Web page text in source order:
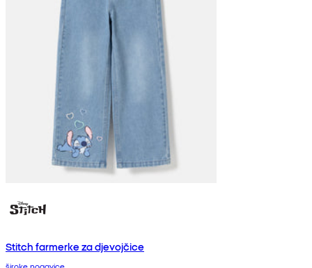
Stitch farmerke za djevojčice